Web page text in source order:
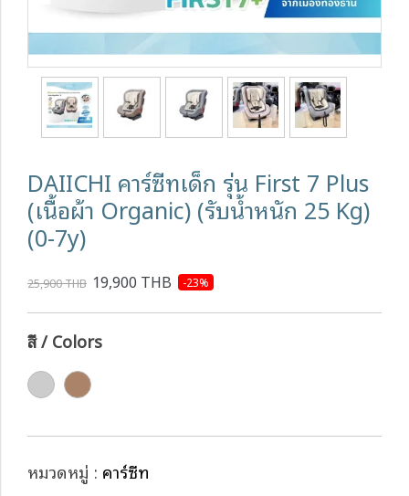
DAIICHI คาร์ซีทเด็ก รุ่น First 7 Plus
(เนื้อผ้า Organic) (รับน้ำหนัก 25 Kg)
(0-7y)
25,900 THB 19,900 THB -23%
สี / Colors
หมวดหมู่ : คาร์ซีท